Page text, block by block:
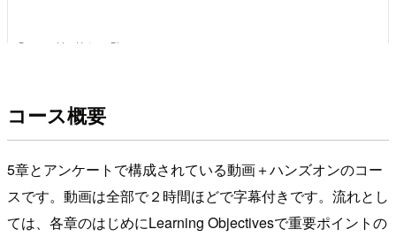
コース概要
5章とアンケートで構成されている動画＋ハンズオンのコー
スです。動画は全部で２時間ほどで字幕付きです。流れとし
ては、各章のはじめにLearning Objectivesで重要ポイントの